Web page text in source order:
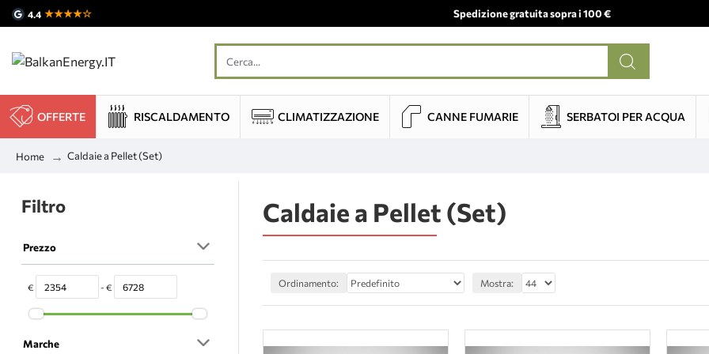
4.4 ★★★★☆ Spedizione gratuita sopra i 100 €
OFFERTE RISCALDAMENTO CLIMATIZZAZIONE CANNE FUMARIE SERBATOI PER ACQUA
Home Caldaie a Pellet (Set)
Filtro
Prezzo
€ - €
Marche
Caldaie a Pellet (Set)
Ordinamento: Mostra: